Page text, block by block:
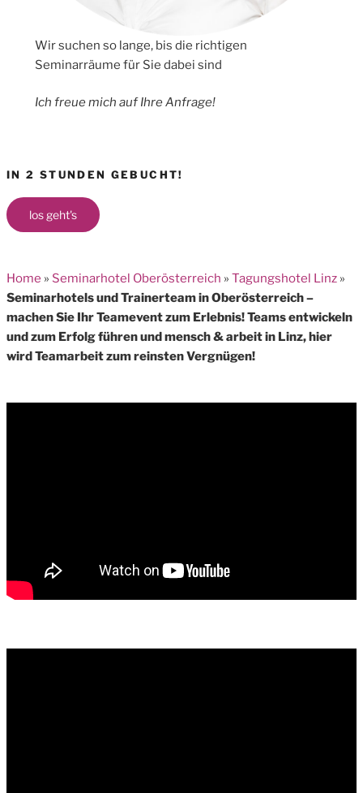
Wir suchen so lange, bis die richtigen
Seminarräume für Sie dabei sind
Ich freue mich auf Ihre Anfrage!
IN 2 STUNDEN GEBUCHT!
los geht's
Home » Seminarhotel Oberösterreich » Tagungshotel Linz »
Seminarhotels und Trainerteam in Oberösterreich –
machen Sie Ihr Teamevent zum Erlebnis! Teams entwickeln
und zum Erfolg führen und mensch & arbeit in Linz, hier
wird Teamarbeit zum reinsten Vergnügen!